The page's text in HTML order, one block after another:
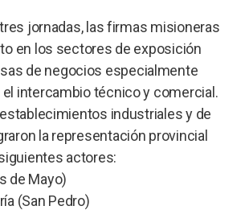
jornadas, las firmas misioneras
en los sectores de exposición
de negocios especialmente
intercambio técnico y comercial.
industriales y de
la representación provincial
actores:
de Mayo)
(San Pedro)